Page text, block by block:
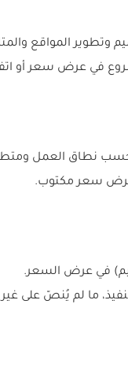
المواقع
في عرض سعر أو
حسب نطاق العمل
عرض سعر مكتوب.
في عرض السعر.
ما لم يُنصّ على